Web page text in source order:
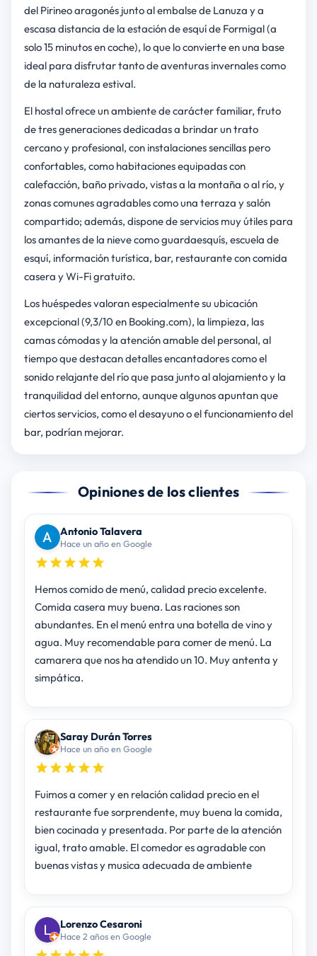
del Pirineo aragonés junto al embalse de Lanuza y a
escasa distancia de la estación de esquí de Formigal (a
solo 15 minutos en coche), lo que lo convierte en una base
ideal para disfrutar tanto de aventuras invernales como
de la naturaleza estival.
El hostal ofrece un ambiente de carácter familiar, fruto
de tres generaciones dedicadas a brindar un trato
cercano y profesional, con instalaciones sencillas pero
confortables, como habitaciones equipadas con
calefacción, baño privado, vistas a la montaña o al río, y
zonas comunes agradables como una terraza y salón
compartido; además, dispone de servicios muy útiles para
los amantes de la nieve como guardaesquís, escuela de
esquí, información turística, bar, restaurante con comida
casera y Wi-Fi gratuito.
Los huéspedes valoran especialmente su ubicación
excepcional (9,3/10 en Booking.com), la limpieza, las
camas cómodas y la atención amable del personal, al
tiempo que destacan detalles encantadores como el
sonido relajante del río que pasa junto al alojamiento y la
tranquilidad del entorno, aunque algunos apuntan que
ciertos servicios, como el desayuno o el funcionamiento del
bar, podrían mejorar.
Opiniones de los clientes
Antonio Talavera
Hace un año en Google
Hemos comido de menú, calidad precio excelente.
Comida casera muy buena. Las raciones son
abundantes. En el menú entra una botella de vino y
agua. Muy recomendable para comer de menú. La
camarera que nos ha atendido un 10. Muy antenta y
simpática.
Saray Durán Torres
Hace un año en Google
Fuimos a comer y en relación calidad precio en el
restaurante fue sorprendente, muy buena la comida,
bien cocinada y presentada. Por parte de la atención
igual, trato amable. El comedor es agradable con
buenas vistas y musica adecuada de ambiente
Lorenzo Cesaroni
Hace 2 años en Google